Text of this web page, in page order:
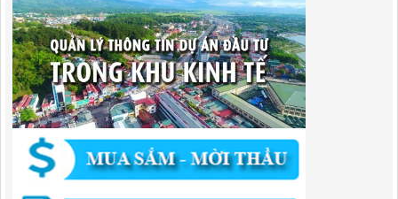
182/QĐ-BQLKKT
Quyết Định Công khai điều chỉnh, bổ sung Kế hoạch vốn đầu tư
công năm 2025
Lượt xem:459 | lượt tải:351
1174/QĐ-UBND
QUYẾT ĐỊNH Về việc công bố danh mục thủ tục HC được sửa đổi,bổ
sung và phê duyệt quy trình nội bộ giải quyết TTHC trong lĩnh vực
hoạt động xây dựng theo quy định phân quyền,phân cấp,phân định
thẩm quyền thuộc phạm vi giải quyết của Ban QLKKT